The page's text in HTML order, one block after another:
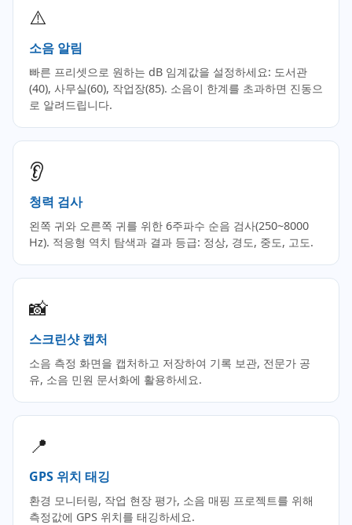
⚠️
소음 알림
빠른 프리셋으로 원하는 dB 임계값을 설정하세요: 도서관
(40), 사무실(60), 작업장(85). 소음이 한계를 초과하면 진동으
로 알려드립니다.
👂
청력 검사
왼쪽 귀와 오른쪽 귀를 위한 6주파수 순음 검사(250~8000
Hz). 적응형 역치 탐색과 결과 등급: 정상, 경도, 중도, 고도.
📸
스크린샷 캡처
소음 측정 화면을 캡처하고 저장하여 기록 보관, 전문가 공
유, 소음 민원 문서화에 활용하세요.
📍
GPS 위치 태깅
환경 모니터링, 작업 현장 평가, 소음 매핑 프로젝트를 위해
측정값에 GPS 위치를 태깅하세요.